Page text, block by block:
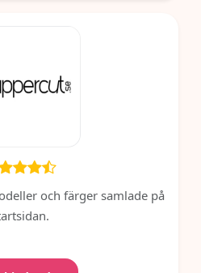
och färger samlade på